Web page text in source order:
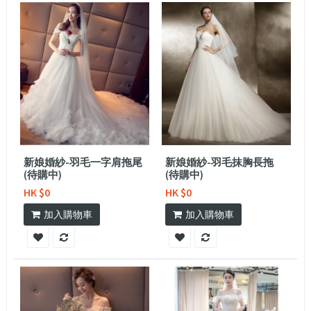
新娘婚紗-羽毛一字肩拖尾
(待購中)
HK $0
加入購物車
新娘婚紗-羽毛抹胸長拖
(待購中)
HK $0
加入購物車